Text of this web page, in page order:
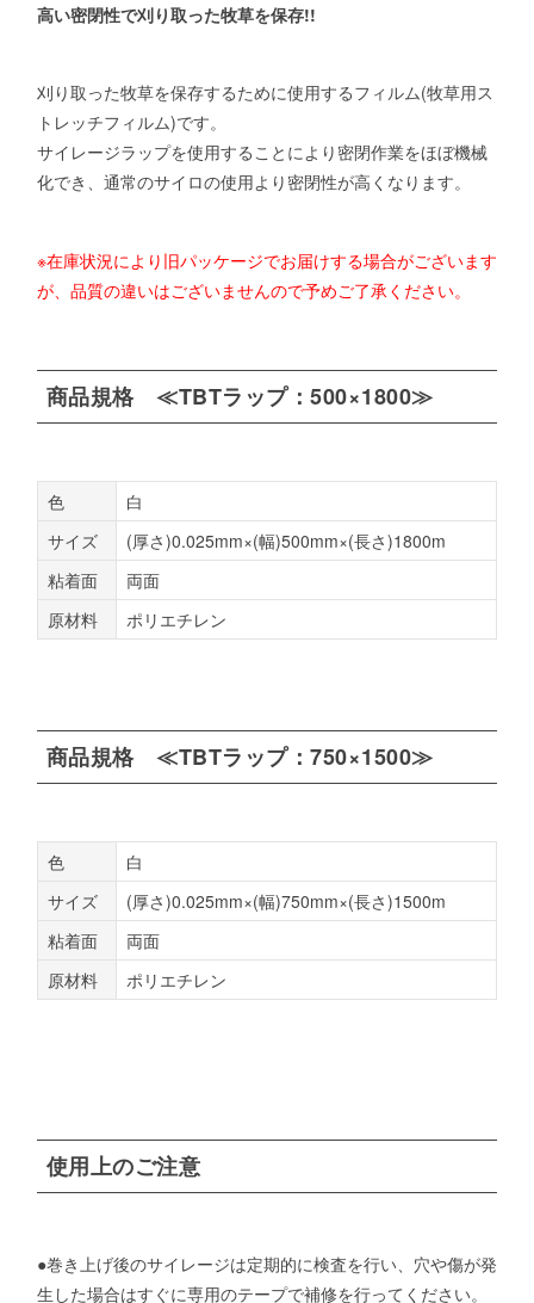
高い密閉性で刈り取った牧草を保存!!
刈り取った牧草を保存するために使用するフィルム(牧草用ス
トレッチフィルム)です。
サイレージラップを使用することにより密閉作業をほぼ機械
化でき、通常のサイロの使用より密閉性が高くなります。
※在庫状況により旧パッケージでお届けする場合がございます
が、品質の違いはございませんので予めご了承ください。
商品規格 ≪TBTラップ：500×1800≫
色
白
サイズ
(厚さ)0.025mm×(幅)500mm×(長さ)1800m
粘着面
両面
原材料
ポリエチレン
商品規格 ≪TBTラップ：750×1500≫
色
白
サイズ
(厚さ)0.025mm×(幅)750mm×(長さ)1500m
粘着面
両面
原材料
ポリエチレン
使用上のご注意
●巻き上げ後のサイレージは定期的に検査を行い、穴や傷が発
生した場合はすぐに専用のテープで補修を行ってください。